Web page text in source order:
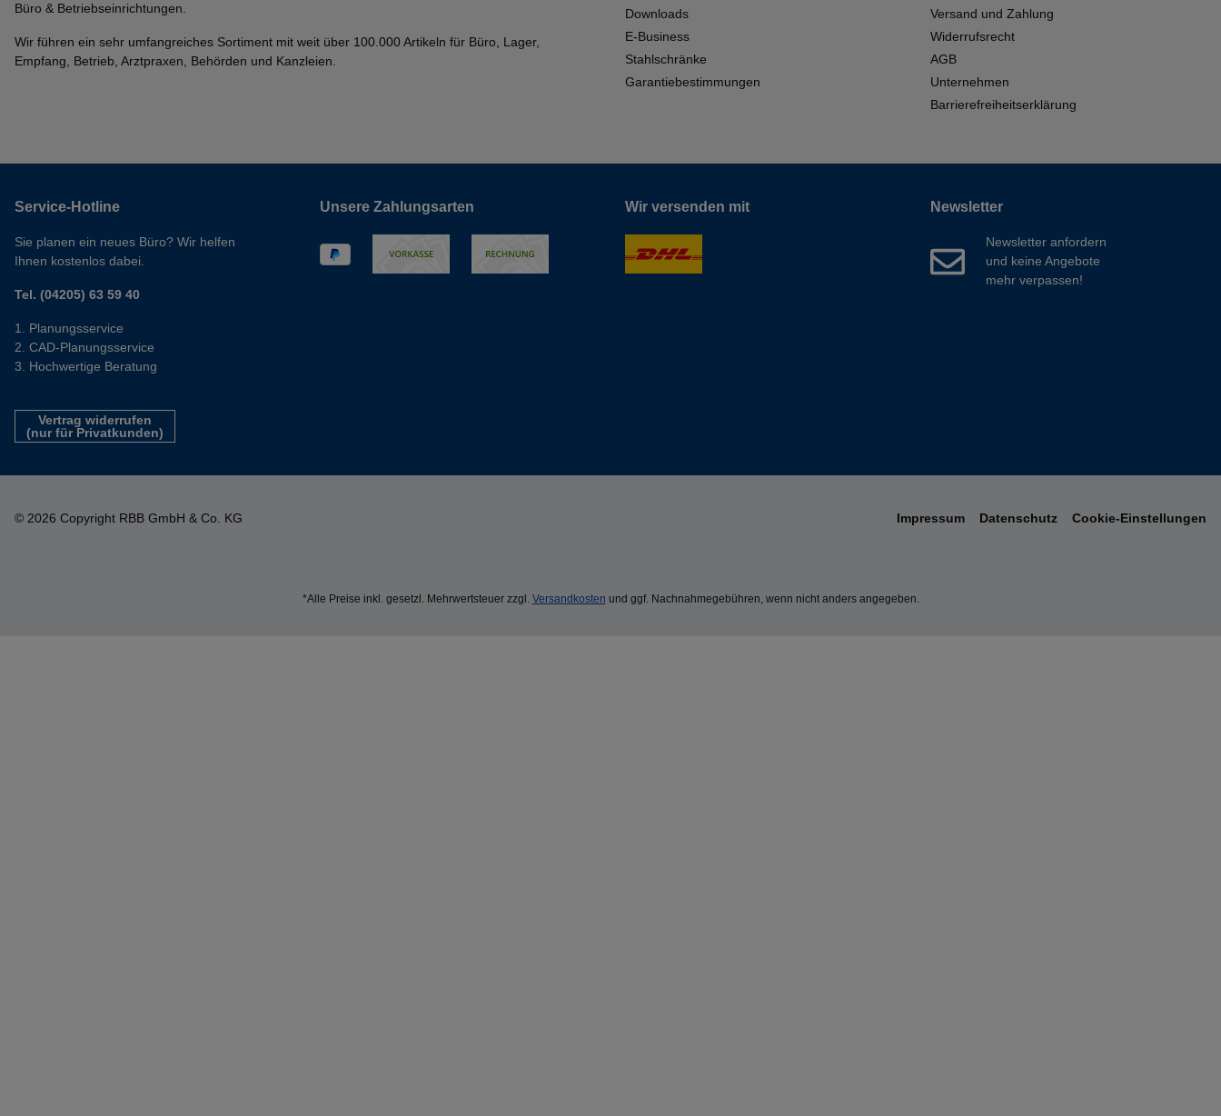
Büro & Betriebseinrichtungen.
Wir führen ein sehr umfangreiches Sortiment mit weit über 100.000 Artikeln für Büro, Lager,
Empfang, Betrieb, Arztpraxen, Behörden und Kanzleien.
Downloads
E-Business
Stahlschränke
Garantiebestimmungen
Versand und Zahlung
Widerrufsrecht
AGB
Unternehmen
Barrierefreiheitserklärung
Service-Hotline
Sie planen ein neues Büro? Wir helfen
Ihnen kostenlos dabei.
Tel. (04205) 63 59 40
Planungsservice
CAD-Planungsservice
Hochwertige Beratung
Vertrag widerrufen
(nur für Privatkunden)
Unsere Zahlungsarten Wir versenden mit Newsletter
Newsletter anfordern
und keine Angebote
mehr verpassen!
© 2026 Copyright RBB GmbH & Co. KG Impressum Datenschutz Cookie-Einstellungen
*Alle Preise inkl. gesetzl. Mehrwertsteuer zzgl. Versandkosten und ggf. Nachnahmegebühren, wenn nicht anders angegeben.